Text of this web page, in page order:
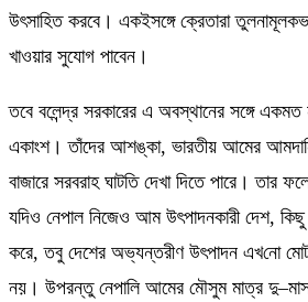
উৎসাহিত করবে। একইসঙ্গে ক্রেতারা
খাওয়ার সুযোগ পাবেন।
তবে বলেন্দ্র সরকারের এ অবস্থানের সঙ্গে একমত
একাংশ। তাঁদের আশঙ্কা, ভারতীয় আমের
বাজারে সরবরাহ ঘাটতি দেখা দিতে পারে। তার
যদিও নেপাল নিজেও আম উৎপাদনকারী দেশ, কিছু
করে,তবু দেশের অভ্যন্তরীণ উৎপাদন এখনোমোট
নয়। উপরন্তু নেপালি আমের মৌসুম মাত্র দু–